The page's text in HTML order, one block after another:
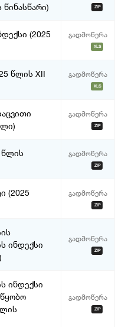
ZIP
(2025
გადმოწერა
XLS
წლის XII
გადმოწერა
XLS
გადმოწერა
ZIP
წლის
გადმოწერა
ZIP
(2025
გადმოწერა
ZIP
ინდექსი
გადმოწერა
ZIP
ინდექსი
გადმოწერა
ZIP